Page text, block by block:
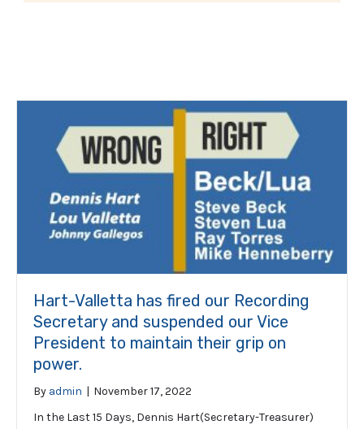
Hart-Valletta has fired our Recording
Secretary and suspended our Vice
President to maintain their grip on
power.
By admin | November 17, 2022
In the Last 15 Days, Dennis Hart(Secretary-Treasurer)